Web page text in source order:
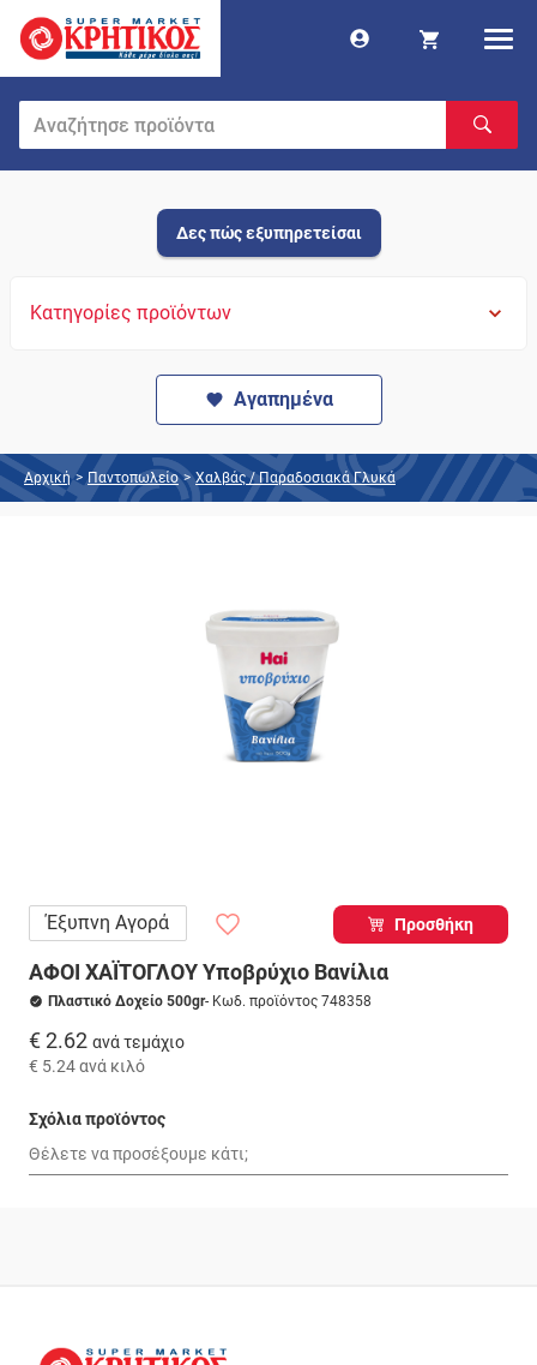
Δες πώς εξυπηρετείσαι
Κατηγορίες προϊόντων
Αγαπημένα
Αρχική > Παντοπωλείο > Χαλβάς / Παραδοσιακά Γλυκά
Έξυπνη Αγορά Προσθήκη
ΑΦΟΙ ΧΑΪΤΟΓΛΟΥ Υποβρύχιο Βανίλια
Πλαστικό Δοχείο 500gr- Κωδ. προϊόντος 748358
€ 2.62 ανά τεμάχιο
€ 5.24ανά κιλό
Σχόλια προϊόντος